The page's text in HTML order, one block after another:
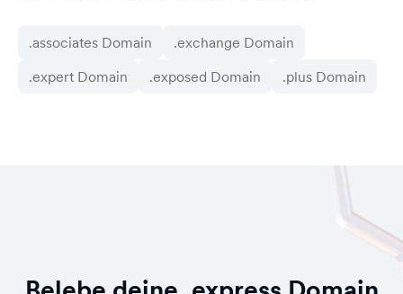
.associates Domain
.exchange Domain
.expert Domain
.exposed Domain .plus Domain